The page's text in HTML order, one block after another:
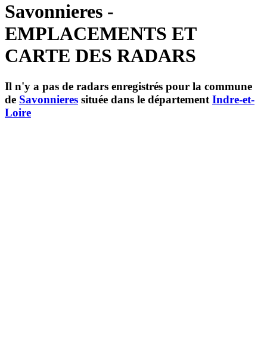
Savonnieres -
EMPLACEMENTS ET
CARTE DES RADARS
Il n'y a pas de radars enregistrés pour la commune
de Savonnieres située dans le département Indre-et-
Loire